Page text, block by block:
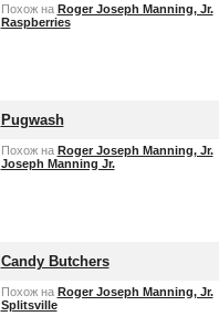
Похож на Roger Joseph Manning, Jr.
Raspberries
Pugwash
Похож на Roger Joseph Manning, Jr.
Joseph Manning Jr.
Candy Butchers
Похож на Roger Joseph Manning, Jr.
Splitsville